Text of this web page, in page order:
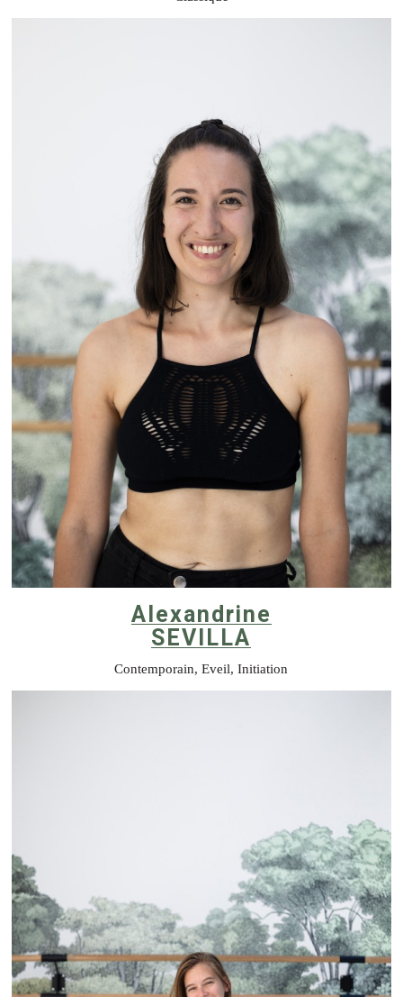
Alexandrine
SEVILLA
Contemporain, Eveil, Initiation